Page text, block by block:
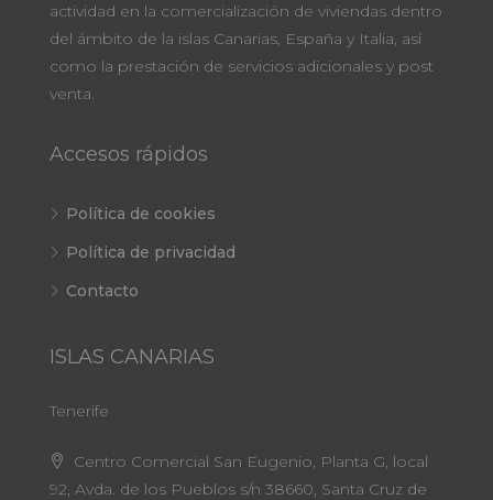
actividad en la comercialización de viviendas dentro
del ámbito de la islas Canarias, España y Italia, así
como la prestación de servicios adicionales y post
venta.
Accesos rápidos
Política de cookies
Política de privacidad
Contacto
ISLAS CANARIAS
Tenerife
Centro Comercial San Eugenio, Planta G, local
92, Avda. de los Pueblos s/n 38660, Santa Cruz de